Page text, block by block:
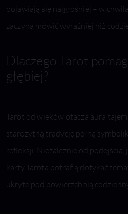
pojawiają się najgłośniej – w
zaczyna mówić wyraźniej niż
Dlaczego Tarot
głębiej?
Tarot od wieków otacza aura
starożytną tradycję pełną
refleksji. Niezależnie od
karty Tarota potrafią dotykać
ukryte pod powierzchnią